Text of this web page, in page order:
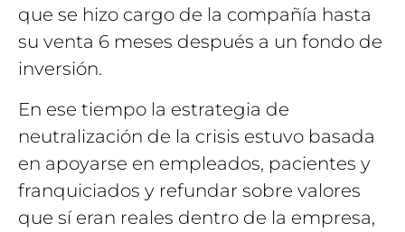
que se hizo cargo de la compañía hasta
su venta 6 meses después a un fondo de
inversión.
En ese tiempo la estrategia de
neutralización de la crisis estuvo basada
en apoyarse en empleados, pacientes y
franquiciados y refundar sobre valores
que sí eran reales dentro de la empresa,